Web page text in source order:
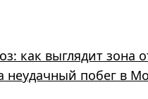
как выглядит зона
побег в